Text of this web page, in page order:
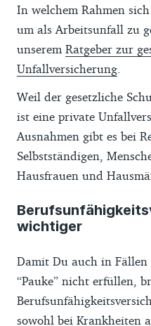
In welchem Rahmen
um als Arbeitsunfall zu
unserem Ratgeber zur
Unfallversicherung
Weil der gesetzliche
ist eine private
Ausnahmen gibt es bei
Selbstständigen,
Hausfrauen und
wichtiger
Damit Du auch in
“Pauke” nicht erfüllen,
sowohl bei Krankheiten